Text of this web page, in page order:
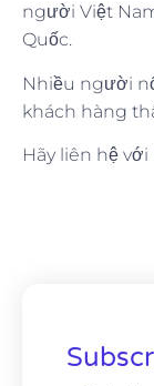
người Việt
Quốc.
Nhiều người
khách hàng
Hãy liên hệ